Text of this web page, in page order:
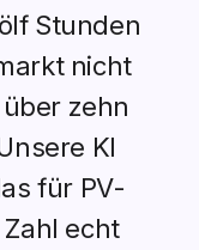
Stunden
nicht
zehn
KI
für PV-
echt